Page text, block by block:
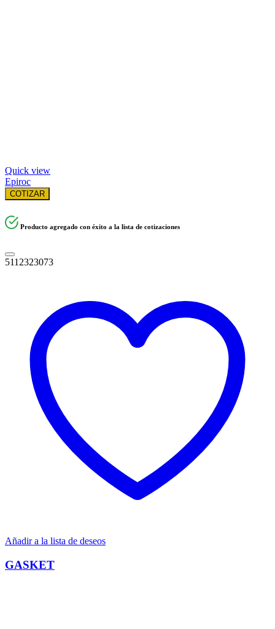
Quick view
Epiroc
COTIZAR
Producto agregado con éxito a la lista de cotizaciones
5112323073
Añadir a la lista de deseos
GASKET